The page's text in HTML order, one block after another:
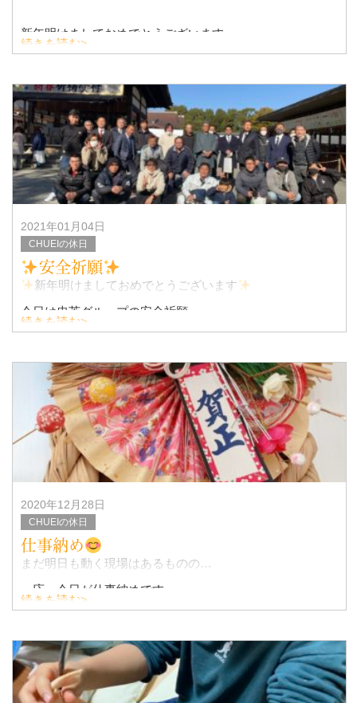
新年明けましておめでとうございます
コロナの影響もあり、少数での祈願となりました。
今年一年、気を引き締めてご安全によろし
続きを読む>
2021年01月04日
CHUEIの休日
安全祈願
新年明けましておめでとうございます
今日は忠英グループの安全祈願。
続きを読む>
2020年12月28日
CHUEIの休日
仕事納め
まだ明日も動く現場はあるものの…
一応、今日が仕事納めです。
今年も沢山の皆様にお世話になり本当にありがとうござい
ました。
続きを読む>